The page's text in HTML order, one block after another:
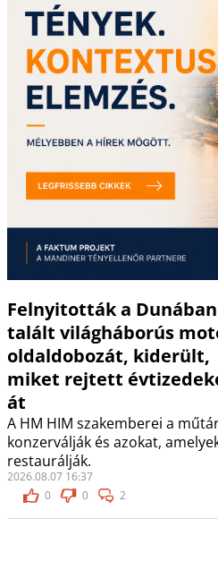
Felnyitották a Dunában
talált világháborús
oldaldobozát, kiderült,
miket rejtett
át
A HM HIM szakemberei a
konzerválják és azokat,
restaurálják.
2026.08.07 16:37
0
0 2